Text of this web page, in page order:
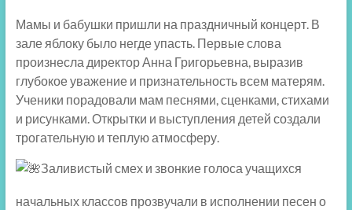
Мамы и бабушки пришли на праздничный концерт. В
зале яблоку было негде упасть. Первые слова
произнесла директор Анна Григорьевна, выразив
глубокое уважение и признательность всем матерям.
Ученики порадовали мам песнями, сценками, стихами
и рисунками. Открытки и выступления детей создали
трогательную и теплую атмосферу.
Заливистый смех и звонкие голоса учащихся
начальных классов прозвучали в исполнении песен о